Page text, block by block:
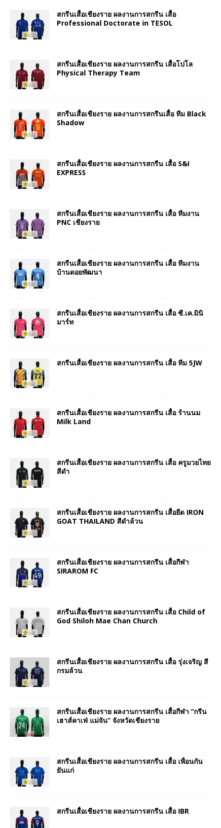
สกรีนเสื้อเชียงราย ผลงานการสกรีน เสื้อ
Professional Doctorate in TESOL
สกรีนเสื้อเชียงราย ผลงานการสกรีน เสื้อโปโล
Physical Therapy Team
สกรีนเสื้อเชียงราย ผลงานการสกรีนเสื้อ ทีม Black
Shadow
สกรีนเสื้อเชียงราย ผลงานการสกรีน เสื้อ S&I
EXPRESS
สกรีนเสื้อเชียงราย ผลงานการสกรีน เสื้อ ทีมงาน
PNC เชียงราย
สกรีนเสื้อเชียงราย ผลงานการสกรีน เสื้อ ทีมงาน
บ้านดอยพัฒนา
สกรีนเสื้อเชียงราย ผลงานการสกรีน เสื้อ ซี.เค.มินิ
มาร์ท
สกรีนเสื้อเชียงราย ผลงานการสกรีน เสื้อ ทีม 5JW
สกรีนเสื้อเชียงราย ผลงานการสกรีน เสื้อ ร้านนม
Milk Land
สกรีนเสื้อเชียงราย ผลงานการสกรีน เสื้อ ครูมวยไทย
สีดำ
สกรีนเสื้อเชียงราย ผลงานการสกรีน เสื้อยืด IRON
GOAT THAILAND สีดำล้วน
สกรีนเสื้อเชียงราย ผลงานการสกรีน เสื้อกีฬา
SIRAROM FC
สกรีนเสื้อเชียงราย ผลงานการสกรีน เสื้อ Child of
God Shiloh Mae Chan Church
สกรีนเสื้อเชียงราย ผลงานการสกรีน เสื้อ รุ่งเจริญ สี
กรมล้วน
สกรีนเสื้อเชียงราย ผลงานการสกรีน เสื้อกีฬา “กรีน
เฮาส์คาเฟ่ แม่จัน” จังหวัดเชียงราย
สกรีนเสื้อเชียงราย ผลงานการสกรีน เสื้อ เพื่อนกัน
ยันแก่
สกรีนเสื้อเชียงราย ผลงานการสกรีน เสื้อ IBR